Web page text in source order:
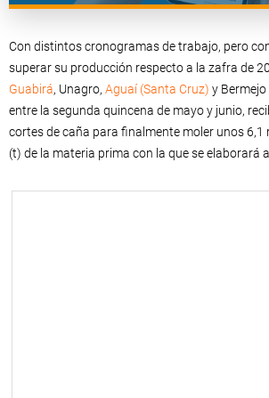
Con distintos cronogramas de trabajo, pero
superar su producción respecto a la zafra de
Guabirá, Unagro, Aguaí (Santa Cruz) y
entre la segunda quincena de mayo y junio,
cortes de caña para finalmente moler unos 6,1
(t) de la materia prima con la que se elaborará